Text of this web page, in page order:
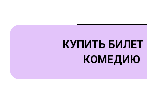
КУПИТЬ БИЛЕТ
КОМЕДИЮ